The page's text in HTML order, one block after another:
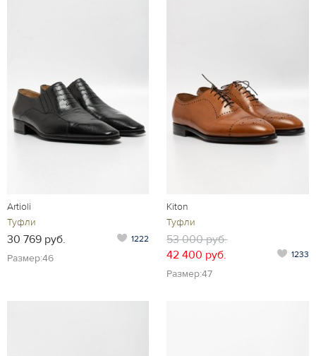
Artioli
Туфли
30 769 руб. 1222
Размер:46
Kiton
Туфли
53 000 руб.
42 400 руб.
1233
Размер:47